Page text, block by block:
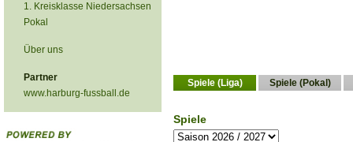
1. Kreisklasse Niedersachsen
Pokal
Über uns
Partner
www.harburg-fussball.de
Spiele (Liga) Spiele (Pokal)
Spiele